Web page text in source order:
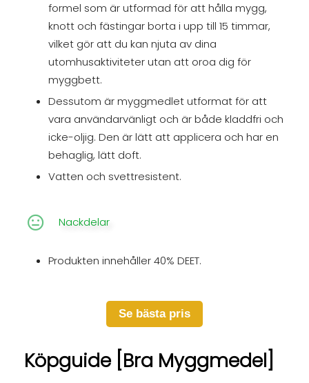
formel som är utformad för att hålla mygg,
knott och fästingar borta i upp till 15 timmar,
vilket gör att du kan njuta av dina
utomhusaktiviteter utan att oroa dig för
myggbett.
Dessutom är myggmedlet utformat för att
vara användarvänligt och är både kladdfri och
icke-oljig. Den är lätt att applicera och har en
behaglig, lätt doft.
Vatten och svettresistent.
Nackdelar
Produkten innehåller 40% DEET.
Se bästa pris
Köpguide [Bra Myggmedel]